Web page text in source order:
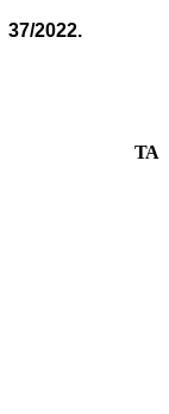
37/2022.
ΤΑ